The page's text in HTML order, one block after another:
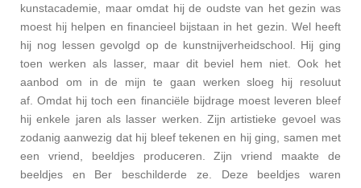
kunstacademie, maar omdat hij de oudste van het gezin was
moest hij helpen en financieel bijstaan in het gezin. Wel heeft
hij nog lessen gevolgd op de kunstnijverheidschool. Hij ging
toen werken als lasser, maar dit beviel hem niet. Ook het
aanbod om in de mijn te gaan werken sloeg hij resoluut
af. Omdat hij toch een financiële bijdrage moest leveren bleef
hij enkele jaren als lasser werken. Zijn artistieke gevoel was
zodanig aanwezig dat hij bleef tekenen en hij ging, samen met
een vriend, beeldjes produceren. Zijn vriend maakte de
beeldjes en Ber beschilderde ze. Deze beeldjes waren